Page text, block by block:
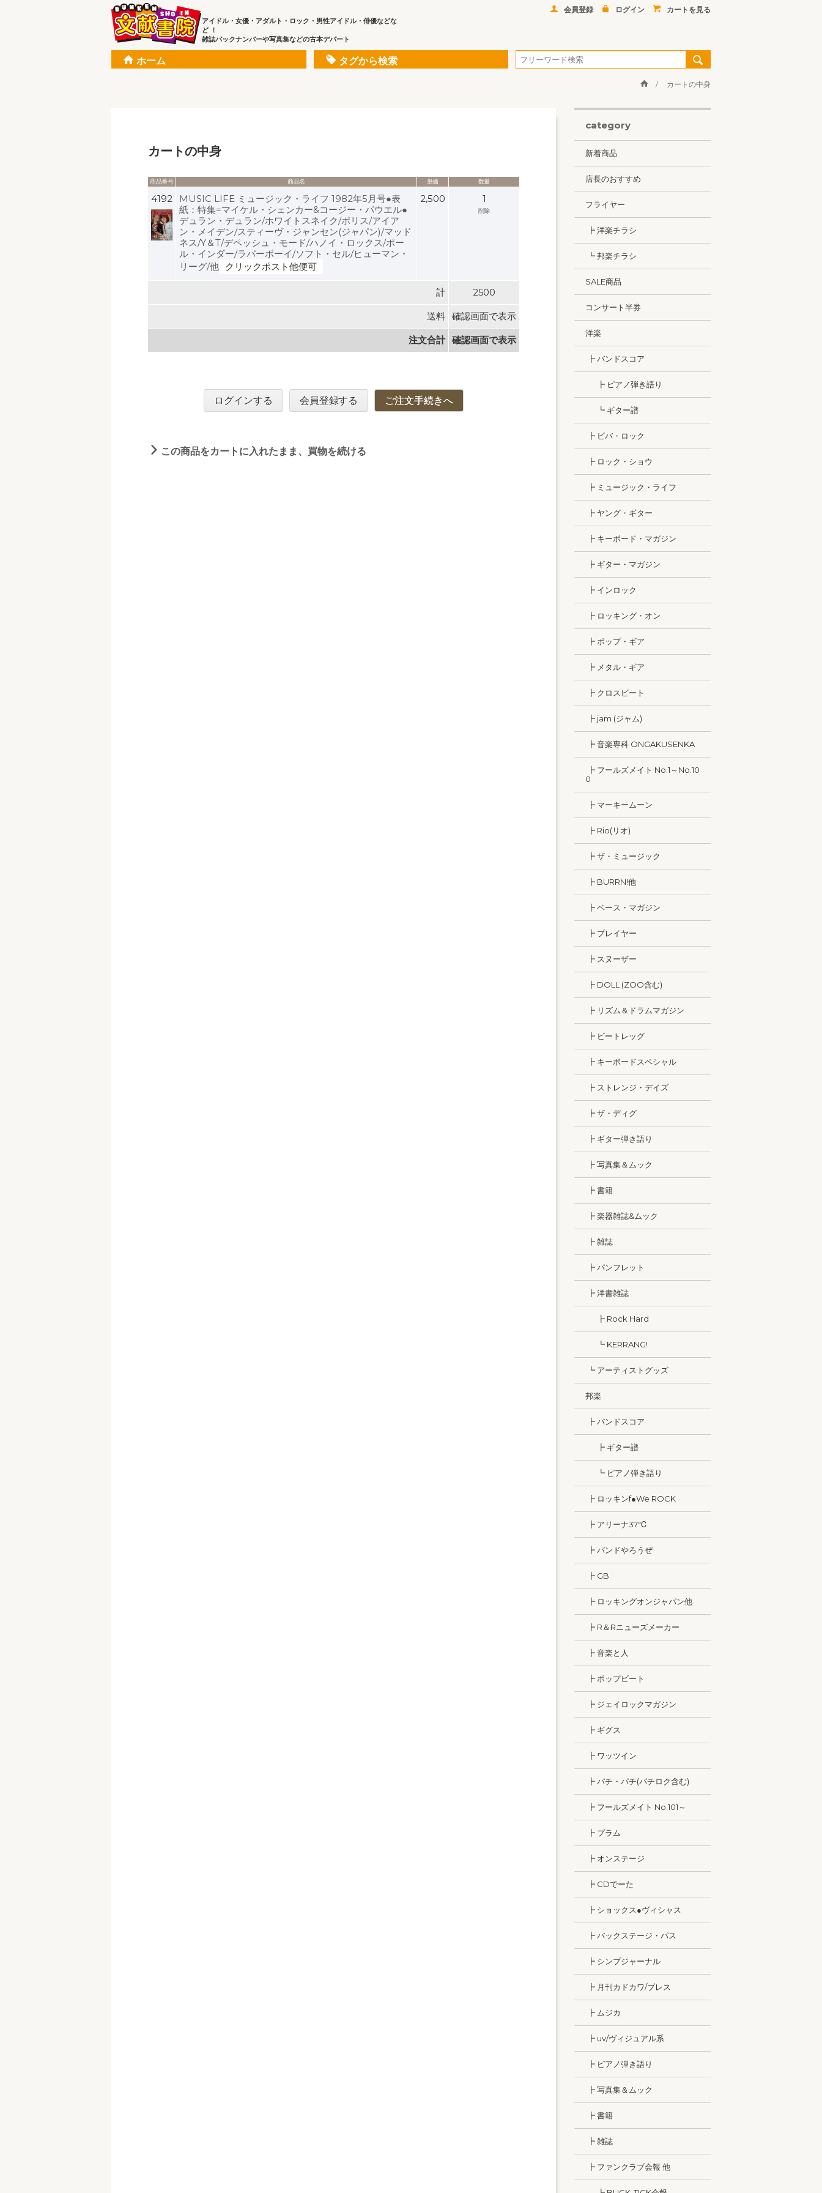
アイドル・女優・アダルト・ロック・男性アイドル・俳優などな
ど ！
雑誌バックナンバーや写真集などの古本デパート
会員登録 ログイン カートを見る
ホーム タグから検索
カートの中身
カートの中身
商品番号 商品名 単価 数量
4192
MUSIC LIFE ミュージック・ライフ 1982年5月号●表
紙：特集=マイケル・シェンカー&コージー・パウエル●
デュラン・デュラン/ホワイトスネイク/ポリス/アイア
ン・メイデン/スティーヴ・ジャンセン(ジャパン)/マッド
ネス/Y＆T/デペッシュ・モード/ハノイ・ロックス/ポー
ル・インダー/ラバーボーイ/ソフト・セル/ヒューマン・
リーグ/他
クリックポスト他便可
2,500 1
削除
計 2500
送料 確認画面で表示
注文合計 確認画面で表示
ログインする 会員登録する ご注文手続きへ
この商品をカートに入れたまま、買物を続ける
category
新着商品
店長のおすすめ
フライヤー
┣ 洋楽チラシ
┗ 邦楽チラシ
SALE商品
コンサート半券
洋楽
┣ バンドスコア
┣ ピアノ弾き語り
┗ ギター譜
┣ ビバ・ロック
┣ ロック・ショウ
┣ ミュージック・ライフ
┣ ヤング・ギター
┣ キーボード・マガジン
┣ ギター・マガジン
┣ インロック
┣ ロッキング・オン
┣ ポップ・ギア
┣ メタル・ギア
┣ クロスビート
┣ jam (ジャム)
┣ 音楽専科 ONGAKUSENKA
┣ フールズメイト No.1～No.10
0
┣ マーキームーン
┣ Rio(リオ)
┣ ザ・ミュージック
┣ BURRN!他
┣ ベース・マガジン
┣ プレイヤー
┣ スヌーザー
┣ DOLL (ZOO含む)
┣ リズム＆ドラムマガジン
┣ ビートレッグ
┣ キーボードスペシャル
┣ ストレンジ・デイズ
┣ ザ・ディグ
┣ ギター弾き語り
┣ 写真集＆ムック
┣ 書籍
┣ 楽器雑誌&ムック
┣ 雑誌
┣ パンフレット
┣ 洋書雑誌
┣ Rock Hard
┗ KERRANG!
┗ アーティストグッズ
邦楽
┣ バンドスコア
┣ ギター譜
┗ ピアノ弾き語り
┣ ロッキンf●We ROCK
┣ アリーナ37℃
┣ バンドやろうぜ
┣ GB
┣ ロッキングオンジャパン他
┣ R＆Rニューズメーカー
┣ 音楽と人
┣ ポップビート
┣ ジェイロックマガジン
┣ ギグス
┣ ワッツイン
┣ パチ・パチ(パチロク含む)
┣ フールズメイト No.101～
┣ プラム
┣ オンステージ
┣ CDでーた
┣ ショックス●ヴィシャス
┣ バックステージ・パス
┣ シンプジャーナル
┣ 月刊カドカワ/ブレス
┣ ムジカ
┣ uv/ヴィジュアル系
┣ ピアノ弾き語り
┣ 写真集＆ムック
┣ 書籍
┣ 雑誌
┣ ファンクラブ会報 他